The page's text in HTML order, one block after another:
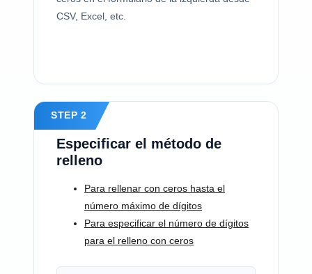
CSV, Excel, etc.
STEP 2
Especificar el método de
relleno
Para rellenar con ceros hasta el
número máximo de dígitos
Para especificar el número de dígitos
para el relleno con ceros